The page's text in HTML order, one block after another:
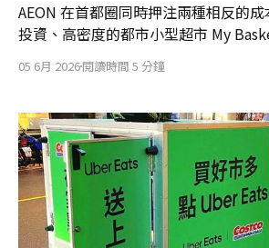
AEON 在首都圈同時押注兩種相反的
投資、高密度的都市小型超市 My
Ocado 合作的中央倉儲型線上生鮮
勝負，可能不只在生鮮配送，更在第一
05 6月 2026閱讀時間 5 分鐘